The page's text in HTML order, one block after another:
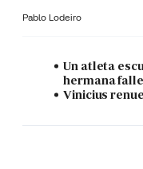
Pablo Lodeiro
Un atleta
hermana
Vinicius